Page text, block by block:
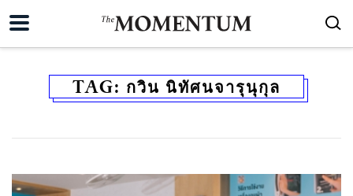
TAG: กวิน นิทัศนจารุนุกุล